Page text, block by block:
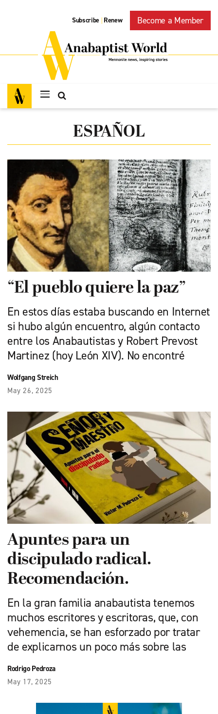
Subscribe | Renew Become a Member
ESPAÑOL
“El pueblo quiere la paz”
En estos días estaba buscando en Internet
si hubo algún encuentro, algún contacto
entre los Anabautistas y Robert Prevost
Martinez (hoy León XIV). No encontré
Wolfgang Streich
May 26, 2025
Apuntes para un
discipulado radical.
Recomendación.
En la gran familia anabautista tenemos
muchos escritores y escritoras, que, con
vehemencia, se han esforzado por tratar
de explicarnos un poco más sobre las
Rodrigo Pedroza
May 17, 2025